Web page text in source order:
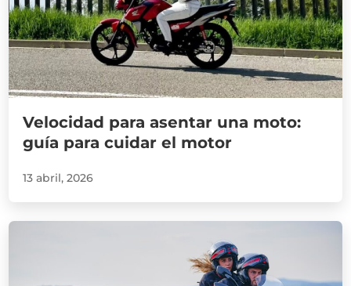
Velocidad para asentar una moto:
guía para cuidar el motor
13 abril, 2026